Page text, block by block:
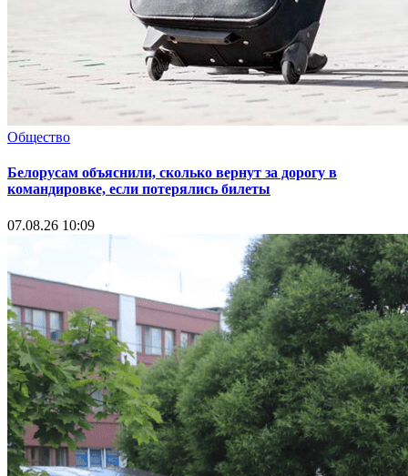
Общество
Белорусам объяснили, сколько вернут за дорогу в
командировке, если потерялись билеты
07.08.26 10:09